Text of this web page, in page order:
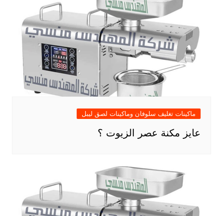
ماكينات تغليف سلوفان وماكينات لصق ليبل
عايز مكنة عصر الزيوت ؟